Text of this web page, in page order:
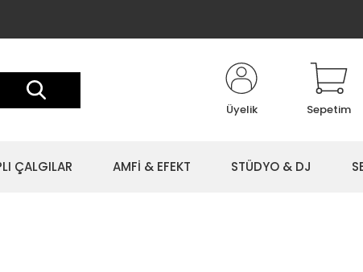
Üyelik Sepetim
ÇALGILAR AMFİ & EFEKT STÜDYO & DJ